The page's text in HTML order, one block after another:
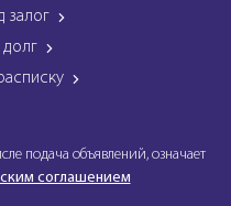
залог
подача объявлений, означает
соглашением